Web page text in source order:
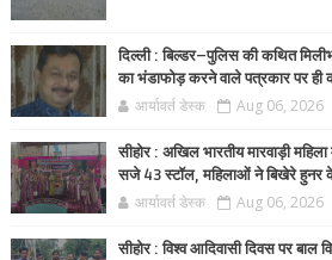
दिल्ली : बिल्डर–पुलिस की कथित
का भंडाफोड़ करने वाले पत्रकार पर ही
आर्यावर्त डेस्क Aug 06, 2026
सीहोर : अखिल भारतीय मारवाड़ी
सजे 43 स्टॉल, महिलाओं ने बिखेरे हुनर
आर्यावर्त डेस्क Aug 06, 2026
सीहोर : विश्व आदिवासी दिवस पर बाल